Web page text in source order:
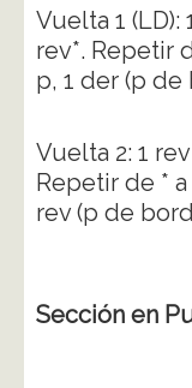
Vuelta 1 (LD):
rev*. Repetir
p, 1 der (p de
Vuelta 2: 1
Repetir de *
rev (p de
Sección en